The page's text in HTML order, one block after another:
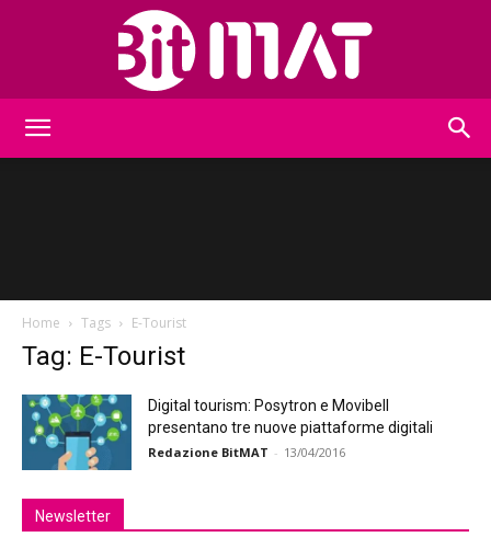
Home Tags E-Tourist
Tag: E-Tourist
Digital tourism: Posytron e Movibell
presentano tre nuove piattaforme digitali
Redazione BitMAT - 13/04/2016
Newsletter